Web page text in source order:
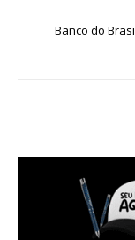
Banco do